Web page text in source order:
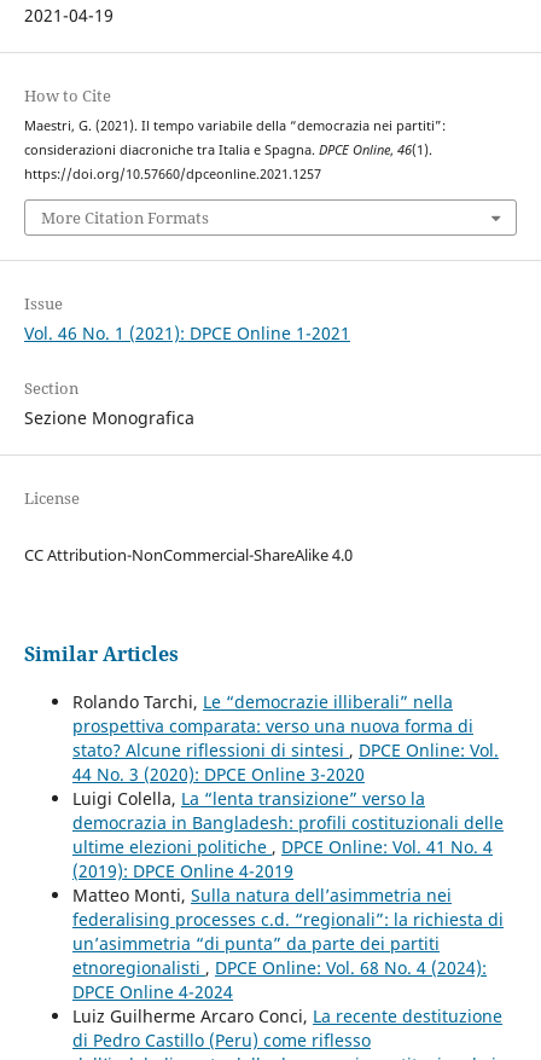
2021-04-19
How to Cite
Maestri, G. (2021). Il tempo variabile della “democrazia nei partiti”:
considerazioni diacroniche tra Italia e Spagna. DPCE Online, 46(1).
https://doi.org/10.57660/dpceonline.2021.1257
More Citation Formats
Issue
Vol. 46 No. 1 (2021): DPCE Online 1-2021
Section
Sezione Monografica
License
CC Attribution-NonCommercial-ShareAlike 4.0
Similar Articles
Rolando Tarchi, Le “democrazie illiberali” nella
prospettiva comparata: verso una nuova forma di
stato? Alcune riflessioni di sintesi , DPCE Online: Vol.
44 No. 3 (2020): DPCE Online 3-2020
Luigi Colella, La “lenta transizione” verso la
democrazia in Bangladesh: profili costituzionali delle
ultime elezioni politiche , DPCE Online: Vol. 41 No. 4
(2019): DPCE Online 4-2019
Matteo Monti, Sulla natura dell’asimmetria nei
federalising processes c.d. “regionali”: la richiesta di
un’asimmetria “di punta” da parte dei partiti
etnoregionalisti , DPCE Online: Vol. 68 No. 4 (2024):
DPCE Online 4-2024
Luiz Guilherme Arcaro Conci, La recente destituzione
di Pedro Castillo (Peru) come riflesso